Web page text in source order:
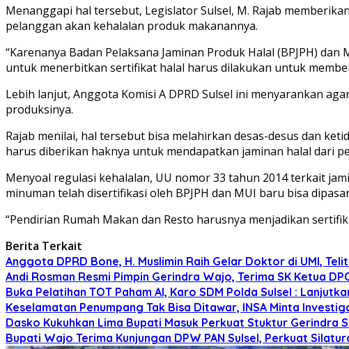
Menanggapi hal tersebut, Legislator Sulsel, M. Rajab
pelanggan akan kehalalan produk makanannya.
“Karenanya Badan Pelaksana Jaminan Produk Halal (BPJPH)
untuk menerbitkan sertifikat halal harus dilakukan untuk
Lebih lanjut, Anggota Komisi A DPRD Sulsel ini menyarankan
produksinya.
Rajab menilai, hal tersebut bisa melahirkan desas-desus dan
harus diberikan haknya untuk mendapatkan jaminan halal dari
Menyoal regulasi kehalalan, UU nomor 33 tahun 2014 terkait
minuman telah disertifikasi oleh BPJPH dan MUI baru bisa
“Pendirian Rumah Makan dan Resto harusnya menjadikan
Berita Terkait
Anggota DPRD Bone, H. Muslimin Raih Gelar Doktor di UMI,
Andi Rosman Resmi Pimpin Gerindra Wajo, Terima SK Ketua
Buka Pelatihan TOT Paham AI, Karo SDM Polda Sulsel :
Keselamatan Penumpang Tak Bisa Ditawar, INSA Minta
Dasko Kukuhkan Lima Bupati Masuk Perkuat Stuktur Gerindra
Bupati Wajo Terima Kunjungan DPW PAN Sulsel, Perkuat